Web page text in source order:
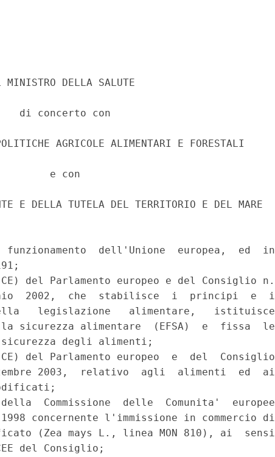
MINISTRO DELLA SALUTE
di concerto con
AGRICOLE ALIMENTARI E FORESTALI
e con
E DELLA TUTELA DEL TERRITORIO E DEL MARE
funzionamento  dell'Unione  europea,  ed  in
del Parlamento europeo e del Consiglio n.
2002,  che  stabilisce  i  principi  e  i
legislazione   alimentare,   istituisce
sicurezza alimentare  (EFSA)  e  fissa  le
degli alimenti;
del Parlamento europeo  e  del  Consiglio
2003,  relativo  agli  alimenti  ed  ai
Commissione  delle  Comunita'  europee
concernente l'immissione in commercio di
(Zea mays L., linea MON 810), ai  sensi
del Consiglio;